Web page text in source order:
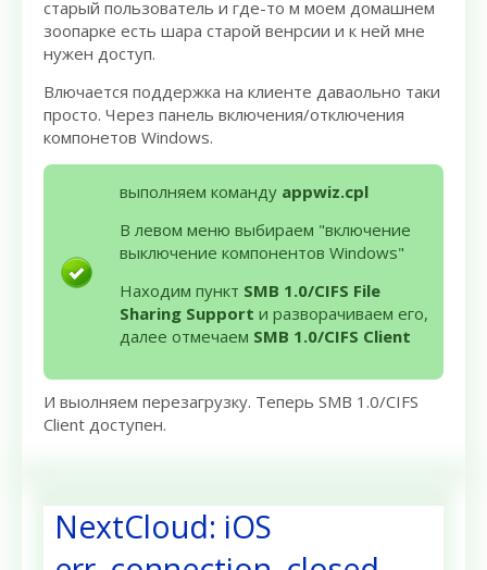
старый пользователь и где-то м моем домашнем
зоопарке есть шара старой венрсии и к ней мне
нужен доступ.
Влючается поддержка на клиенте даваольно таки
просто. Через панель включения/отключения
компонетов Windows.
выполняем команду appwiz.cpl
В левом меню выбираем "включение
выключение компонентов Windows"
Находим пункт SMB 1.0/CIFS File
Sharing Support и разворачиваем его,
далее отмечаем SMB 1.0/CIFS Client
И выолняем перезагрузку. Теперь SMB 1.0/CIFS
Client доступен.
NextCloud: iOS